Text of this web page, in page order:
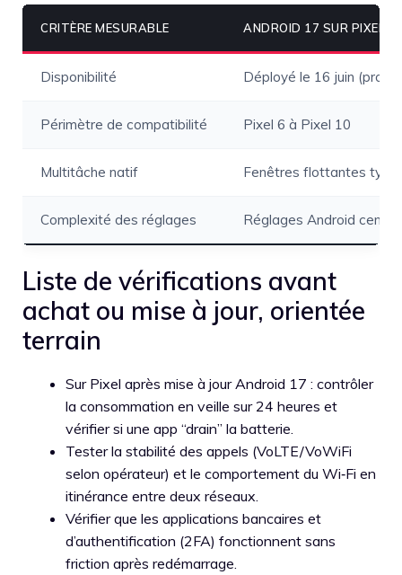
CRITÈRE MESURABLE ANDROID 17 SUR PIXEL
Disponibilité Déployé le 16 juin
Périmètre de compatibilité Pixel 6 à Pixel 10
Multitâche natif Fenêtres flottantes type
Complexité des réglages Réglages Android
Liste de vérifications avant
achat ou mise à jour, orientée
terrain
Sur Pixel après mise à jour Android 17 : contrôler
la consommation en veille sur 24 heures et
vérifier si une app “drain” la batterie.
Tester la stabilité des appels (VoLTE/VoWiFi
selon opérateur) et le comportement du Wi‑Fi en
itinérance entre deux réseaux.
Vérifier que les applications bancaires et
d’authentification (2FA) fonctionnent sans
friction après redémarrage.